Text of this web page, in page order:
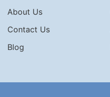
About Us
Contact Us
Blog